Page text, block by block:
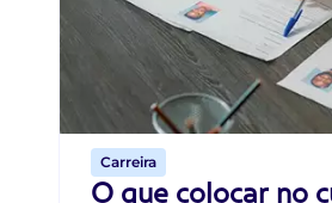
Carreira
O que colocar no